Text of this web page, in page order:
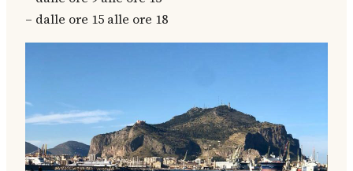
– dalle ore 15 alle ore 18